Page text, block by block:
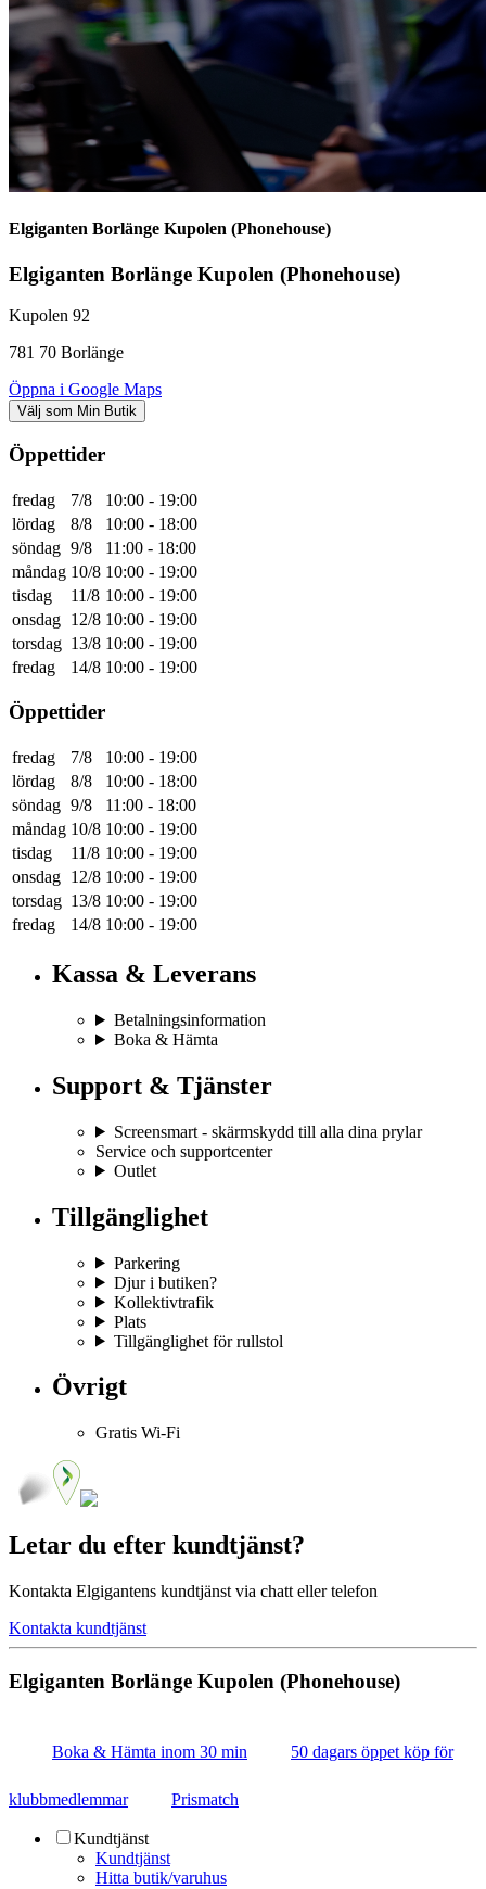
Elgiganten Borlänge Kupolen (Phonehouse)
Elgiganten Borlänge Kupolen (Phonehouse)
Kupolen 92
781 70 Borlänge
Öppna i Google Maps
Välj som Min Butik
Öppettider
fredag 7/8 10:00 - 19:00
lördag
8/8 10:00 - 18:00
söndag 9/8 11:00 - 18:00
måndag 10/8 10:00 - 19:00
tisdag
11/8 10:00 - 19:00
onsdag 12/8 10:00 - 19:00
torsdag 13/8 10:00 - 19:00
fredag
14/8 10:00 - 19:00
Öppettider
fredag 7/8 10:00 - 19:00
lördag
8/8 10:00 - 18:00
söndag 9/8 11:00 - 18:00
måndag 10/8 10:00 - 19:00
tisdag
11/8 10:00 - 19:00
onsdag 12/8 10:00 - 19:00
torsdag 13/8 10:00 - 19:00
fredag
14/8 10:00 - 19:00
Kassa & Leverans
Betalningsinformation
Boka & Hämta
Support & Tjänster
Screensmart - skärmskydd till alla dina prylar
Service och supportcenter
Outlet
Tillgänglighet
Parkering
Djur i butiken?
Kollektivtrafik
Plats
Tillgänglighet för rullstol
Övrigt
Gratis Wi-Fi
Letar du efter kundtjänst?
Kontakta Elgigantens kundtjänst via chatt eller telefon
Kontakta kundtjänst
Elgiganten Borlänge Kupolen (Phonehouse)
Boka & Hämta inom 30 min 50 dagars öppet köp för
klubbmedlemmar Prismatch
Kundtjänst
Kundtjänst
Hitta butik/varuhus